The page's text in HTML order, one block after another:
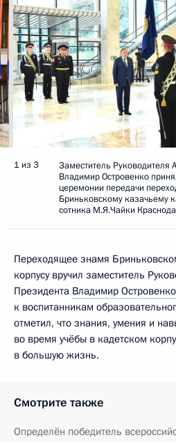
1 из 3
Заместитель Руководителя
Владимир Островенко
церемонии передачи
Бриньковскому казачьему
сотника М.Я.Чайки
Переходящее знамя
корпусу вручил заместитель
Президента Владимир Островенко
к воспитанникам
отметил, что знания, умения и
во время учёбы в кадетском
в большую жизнь.
Смотрите также
Определён победитель